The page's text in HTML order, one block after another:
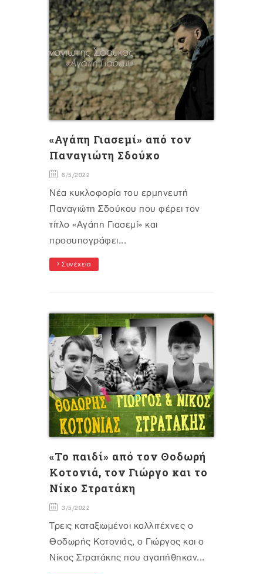
«Αγάπη Γιασεμί» από τον
Παναγιώτη Σδούκο
6/5/2022
Νέα κυκλοφορία του ερμηνευτή
Παναγιώτη Σδούκου που φέρει τον
τίτλο «Αγάπη Γιασεμί» και
προσυπογράφει...
Συνέχεια
«Το παιδί» από τον Θοδωρή
Κοτονιά, τον Γιώργο και το
Νίκο Στρατάκη
3/5/2022
Τρεις καταξιωμένοι καλλιτέχνες ο
Θοδωρής Κοτονιάς, ο Γιώργος και ο
Νίκος Στρατάκης που αγαπήθηκαν...